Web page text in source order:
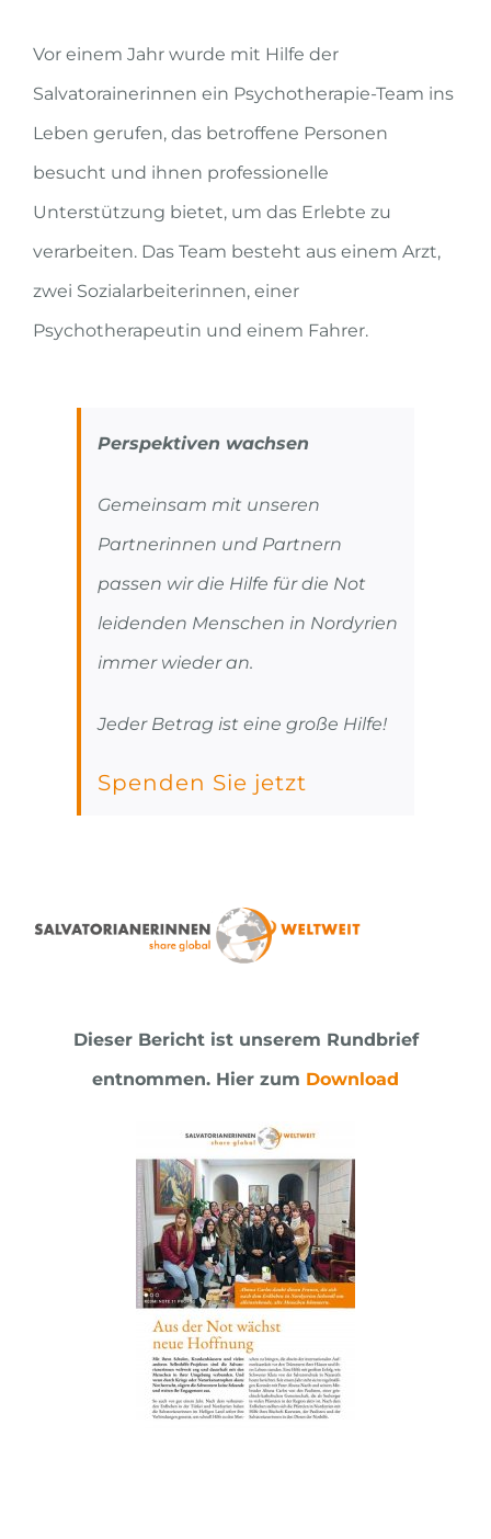
Vor einem Jahr wurde mit Hilfe der
Salvatorainerinnen ein Psychotherapie-Team ins
Leben gerufen, das betroffene Personen
besucht und ihnen professionelle
Unterstützung bietet, um das Erlebte zu
verarbeiten. Das Team besteht aus einem Arzt,
zwei Sozialarbeiterinnen, einer
Psychotherapeutin und einem Fahrer.
Perspektiven wachsen
Gemeinsam mit unseren
Partnerinnen und Partnern
passen wir die Hilfe für die Not
leidenden Menschen in Nordyrien
immer wieder an.
Jeder Betrag ist eine große Hilfe!
Spenden Sie jetzt
Dieser Bericht ist unserem Rundbrief
entnommen. Hier zum Download